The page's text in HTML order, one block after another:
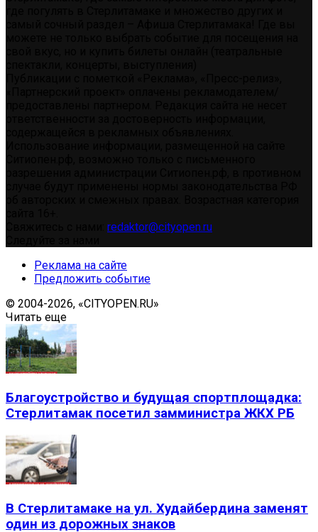
redaktor@cityopen.ru
Реклама на сайте
Предложить событие
© 2004-2026, «CITYOPEN.RU»
Читать еще
Благоустройство и будущая спортплощадка:
Стерлитамак посетил замминистра ЖКХ РБ
В Стерлитамаке на ул. Худайбердина заменят
один из дорожных знаков